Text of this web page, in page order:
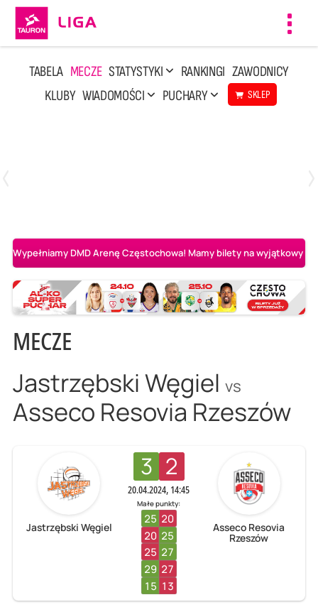
TABELA MECZE STATYSTYKI RANKINGI ZAWODNICY
KLUBY WIADOMOŚCI PUCHARY SKLEP
Wypełniamy DMD Arenę Częstochowa! Mamy bilety na wyjątkowy
MECZE
Jastrzębski Węgiel vs
Asseco Resovia Rzeszów
Jastrzębski Węgiel
3 2
20.04.2024, 14:45
Małe punkty:
25 20
20 25
25 27
29 27
15 13
Asseco Resovia
Rzeszów